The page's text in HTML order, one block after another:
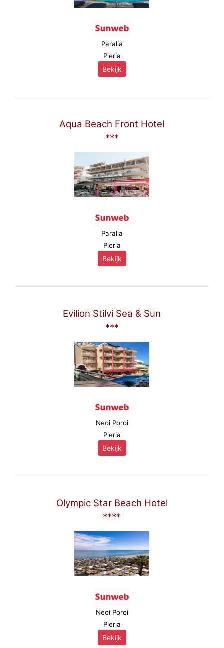
Paralia
Pieria
Bekijk
Aqua Beach Front Hotel
***
Paralia
Pieria
Bekijk
Evilion Stilvi Sea & Sun
***
Neoi Poroi
Pieria
Bekijk
Olympic Star Beach Hotel
****
Neoi Poroi
Pieria
Bekijk